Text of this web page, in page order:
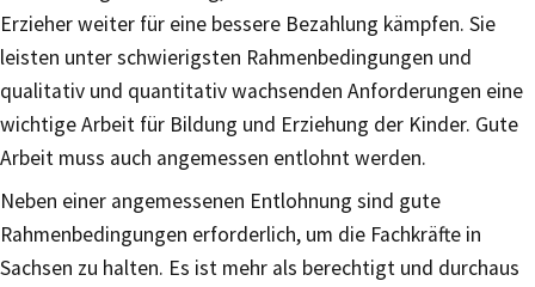
Erzieher weiter für eine bessere Bezahlung kämpfen. Sie
leisten unter schwierigsten Rahmenbedingungen und
qualitativ und quantitativ wachsenden Anforderungen eine
wichtige Arbeit für Bildung und Erziehung der Kinder. Gute
Arbeit muss auch angemessen entlohnt werden.
Neben einer angemessenen Entlohnung sind gute
Rahmenbedingungen erforderlich, um die Fachkräfte in
Sachsen zu halten. Es ist mehr als berechtigt und durchaus